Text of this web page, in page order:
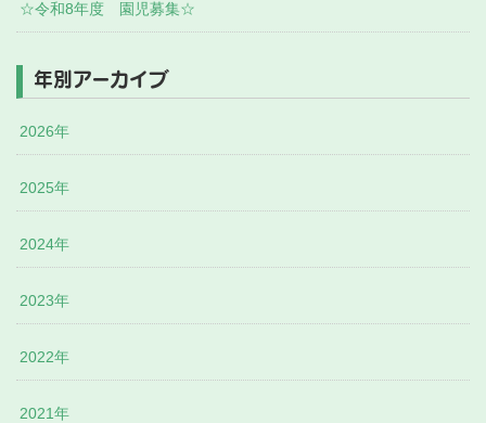
☆令和8年度 園児募集☆
年別アーカイブ
2026年
2025年
2024年
2023年
2022年
2021年